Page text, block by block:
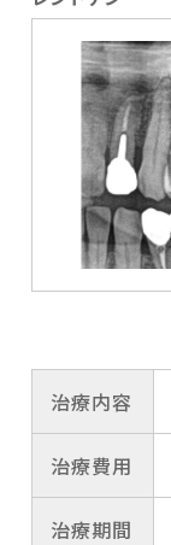
治療内容
治療費用
治療期間